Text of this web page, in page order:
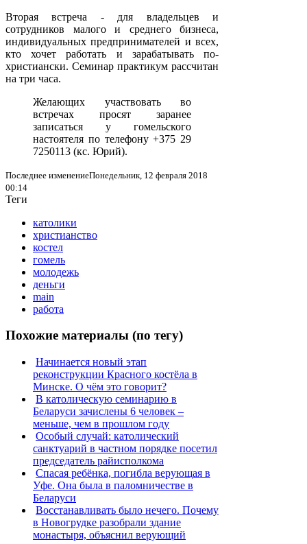
Вторая встреча - для владельцев и
сотрудников малого и среднего бизнеса,
индивидуальных предпринимателей и всех,
кто хочет работать и зарабатывать по-
христиански. Семинар практикум рассчитан
на три часа.
Желающих участвовать во
встречах просят заранее
записаться у гомельского
настоятеля по телефону +375 29
7250113 (кс. Юрий).
Последнее изменениеПонедельник, 12 февраля 2018
00:14
Теги
католики
христианство
костел
гомель
молодежь
деньги
main
работа
Похожие материалы (по тегу)
Начинается новый этап
реконструкции Красного костёла в
Минске. О чём это говорит?
В католическую семинарию в
Беларуси зачислены 6 человек –
меньше, чем в прошлом году
Особый случай: католический
санктуарий в частном порядке посетил
председатель райисполкома
Спасая ребёнка, погибла верующая в
Уфе. Она была в паломничестве в
Беларуси
Восстанавливать было нечего. Почему
в Новогрудке разобрали здание
монастыря, объяснил верующий